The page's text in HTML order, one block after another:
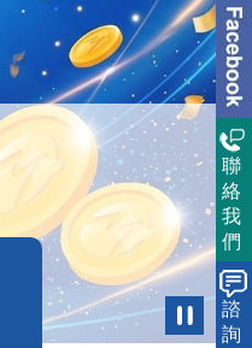
聯
絡
我
們
諮
詢